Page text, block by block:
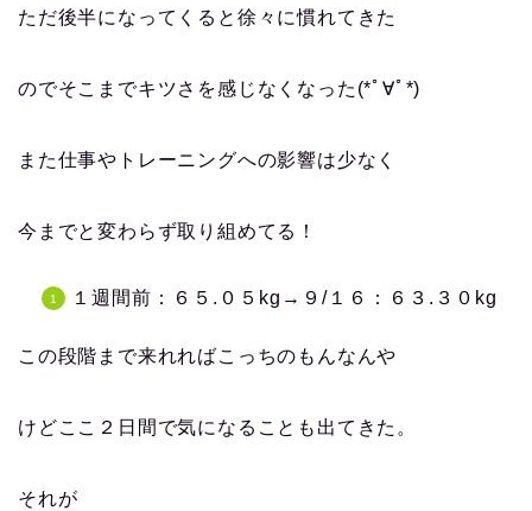
ただ後半になってくると徐々に慣れてきた
のでそこまでキツさを感じなくなった(*ﾟ∀ﾟ*)
また仕事やトレーニングへの影響は少なく
今までと変わらず取り組めてる！
１週間前：６５.０５kg→９/１６：６３.３０kg
この段階まで来れればこっちのもんなんや
けどここ２日間で気になることも出てきた。
それが